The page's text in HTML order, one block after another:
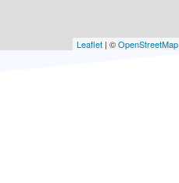
Leaflet | ©OpenStreetMap